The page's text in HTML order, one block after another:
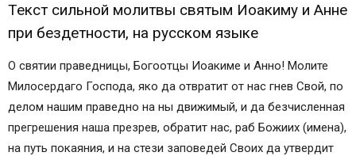
Текст сильной молитвы святым Иоакиму и Анне
при бездетности, на русском языке
О святии праведницы, Богоотцы Иоакиме и Анно! Молите
Милосердаго Господа, яко да отвратит от нас гнев Свой, по
делом нашим праведно на ны движимый, и да безчисленная
прегрешения наша презрев, обратит нас, раб Божиих (имена),
на путь покаяния, и на стези заповедей Своих да утвердит